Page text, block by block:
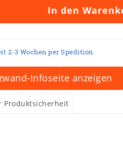
In den
2-3 Wochen per Spedition
Infoseite anzeigen
Produktsicherheit